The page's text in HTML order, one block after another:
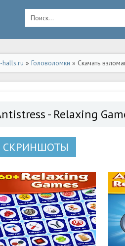
halls.ru » Головоломки » Скачать
- Relaxing
СКРИНШОТЫ